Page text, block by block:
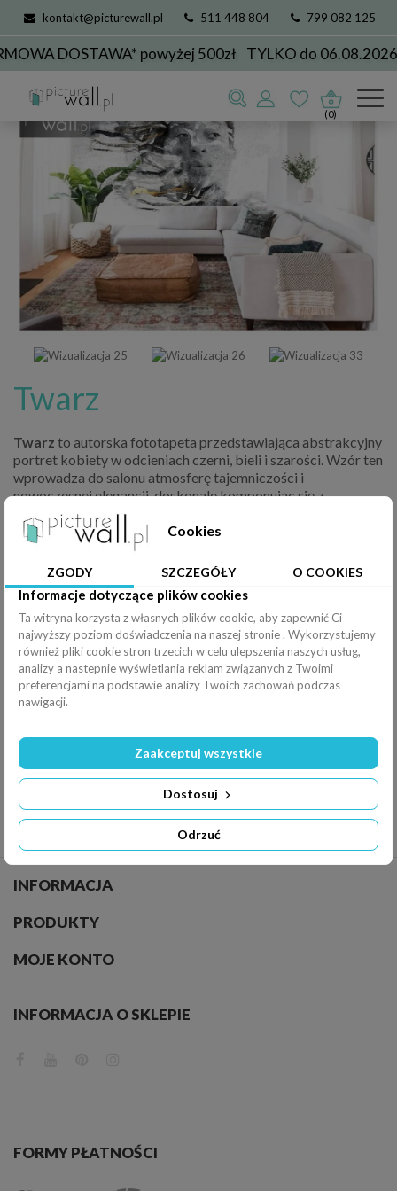
kontakt@picturewall.pl 511 448 804 799 082 125
DOSTAWA* powyżej 500zł TYLKO do 06.08.2026
(0)
Twarz
Twarz to autorska fototapeta przedstawiająca abstrakcyjny
portret kobiety w odcieniach czerni, bieli i szarości. Wzór ten
wprowadza do salonu atmosferę tajemniczości i
nowoczesnej elegancji, doskonale komponując się z
minimalistycznym wystrojem oraz industrialnymi akcentami.
INFORMACJA
PRODUKTY
MOJE KONTO
INFORMACJA O SKLEPIE
Cookies
ZGODY SZCZEGÓŁY O COOKIES
Informacje dotyczące plików cookies
Ta witryna korzysta z własnych plików cookie, aby zapewnić Ci
najwyższy poziom doświadczenia na naszej stronie . Wykorzystujemy
również pliki cookie stron trzecich w celu ulepszenia naszych usług,
analizy a nastepnie wyświetlania reklam związanych z Twoimi
preferencjami na podstawie analizy Twoich zachowań podczas
nawigacji.
Odrzuć
Dostosuj
Zaakceptuj wszystkie
FORMY PŁATNOŚCI